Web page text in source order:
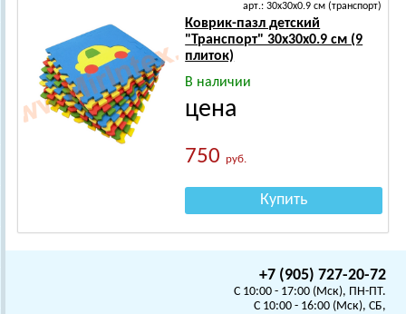
арт.: 30х30х0.9 см (транспорт)
Коврик-пазл детский
"Транспорт" 30х30х0.9 см (9
плиток)
В наличии
цена
750руб.
Купить
+7 (905) 727-20-72
C 10:00 - 17:00 (Мск), ПН-ПТ.
C 10:00 - 16:00 (Мск), СБ,